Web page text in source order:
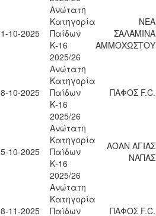
10-2025
Ανώτατη
Κατηγορία
Παίδων
Κ-16
2025/26
ΝΕΑ
ΣΑΛΑΜΙΝΑ
ΑΜΜΟΧΩΣΤΟΥ
10-2025
Ανώτατη
Κατηγορία
Παίδων
Κ-16
2025/26
ΠΑΦΟΣ F.C.
10-2025
Ανώτατη
Κατηγορία
Παίδων
Κ-16
2025/26
ΑΟΑΝ ΑΓΙΑΣ
ΝΑΠΑΣ
11-2025
Ανώτατη
Κατηγορία
Παίδων
ΠΑΦΟΣ F.C.